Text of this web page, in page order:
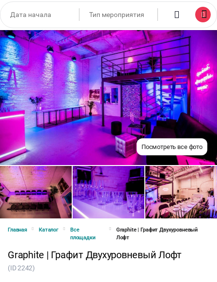
Посмотреть все фото
Главная Каталог
Все
площадки
Graphite | Графит Двухуровневый
Лофт
Graphite | Графит Двухуровневый Лофт
(ID 2242)